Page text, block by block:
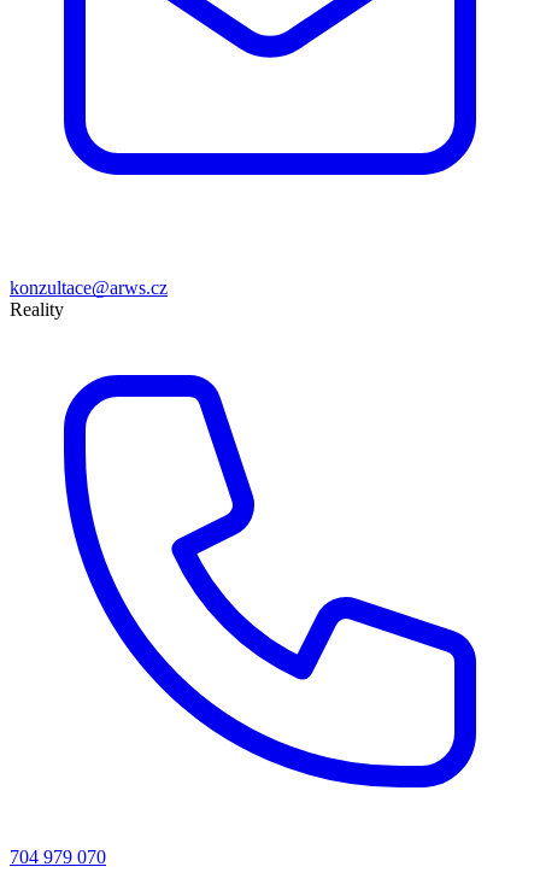
konzultace@arws.cz
Reality
704 979 070